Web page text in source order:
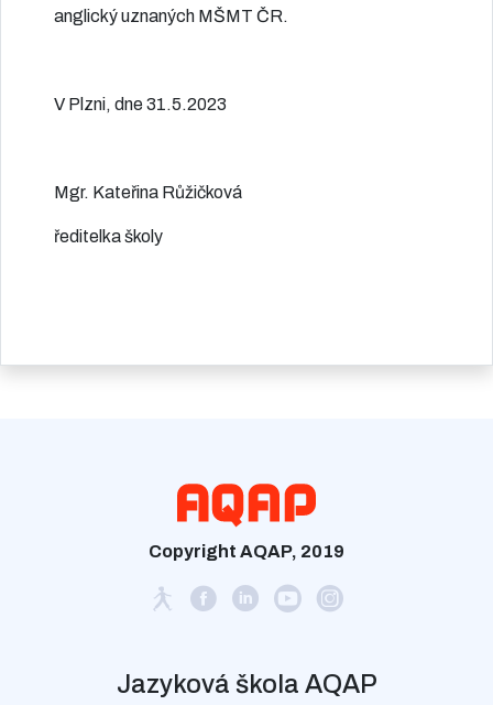
anglický uznaných MŠMT ČR.
V Plzni, dne 31.5.2023
Mgr. Kateřina Růžičková
ředitelka školy
Copyright AQAP, 2019
Jazyková škola AQAP